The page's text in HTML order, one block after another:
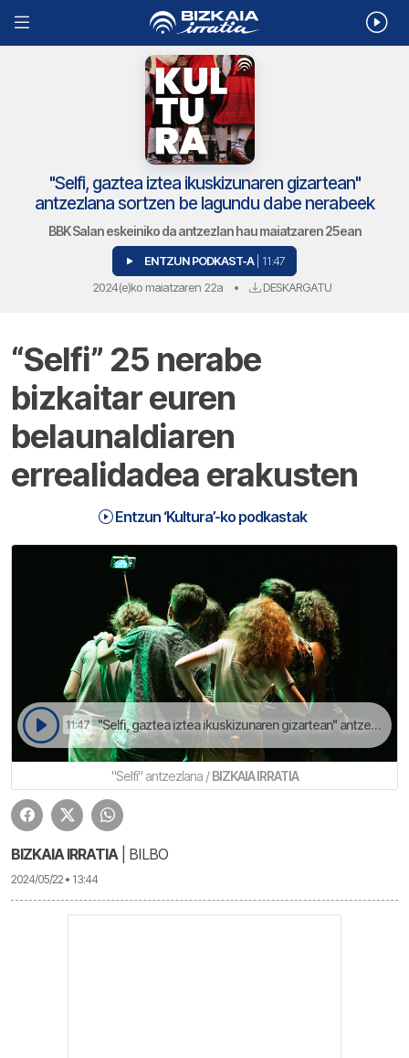
"Selfi, gaztea iztea ikuskizunaren gizartean"
antzezlana sortzen be lagundu dabe nerabeek
BBK Salan eskeiniko da antzezlan hau maiatzaren 25ean
ENTZUN PODKAST-A | 11:47
2024(e)ko maiatzaren 22a • DESKARGATU
“Selfi” 25 nerabe
bizkaitar euren
belaunaldiaren
errealidadea erakusten
Entzun ‘Kultura’-ko podkastak
11:47 "Selfi, gaztea iztea ikuskizunaren gizartean" antzezlana sortzen be lagundu dabe nerabeek | Kultura
"Selfi" antzezlana /BIZKAIA IRRATIA
BIZKAIA IRRATIA| BILBO
2024/05/22 • 13:44